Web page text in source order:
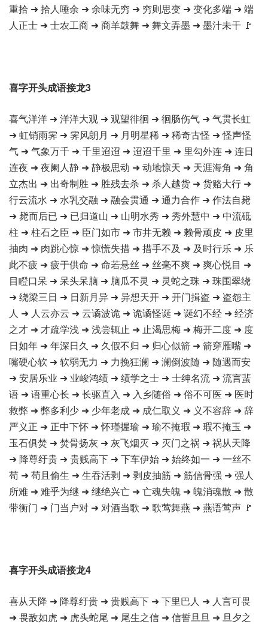
重拾 ➜ 拾人唾余 ➜ 余味无穷 ➜ 穷则思变 ➜ 变化多端 ➜ 端
人正士 ➜ 士农工商 ➜ 商羊鼓舞 ➜ 舞文弄墨 ➜ 墨汁未干 🚩
喜字开头成语接龙3
喜气洋洋 ➜ 洋洋大观 ➜ 观望徘徊 ➜ 徊肠伤气 ➜ 气贯长虹
➜ 虹销雨霁 ➜ 霁风朗月 ➜ 月明星稀 ➜ 稀奇古怪 ➜ 怪声怪
气 ➜ 气象万千 ➜ 千里迢迢 ➜ 迢迢千里 ➜ 里勾外连 ➜ 连日
连夜 ➜ 夜阑人静 ➜ 静极思动 ➜ 动地惊天 ➜ 天涯海角 ➜ 角
立杰出 ➜ 出奇制胜 ➜ 胜残去杀 ➜ 杀人越货 ➜ 货赂大行 ➜
行云流水 ➜ 水乳交融 ➜ 融会贯通 ➜ 通力合作 ➜ 作法自毙
➜ 毙而后已 ➜ 已归道山 ➜ 山明水秀 ➜ 秀外慧中 ➜ 中流砥
柱 ➜ 柱石之臣 ➜ 臣门如市 ➜ 市井无赖 ➜ 赖骨顽皮 ➜ 皮里
抽肉 ➜ 肉跳心惊 ➜ 惊慌失措 ➜ 措手不及 ➜ 及时行乐 ➜ 乐
此不疲 ➜ 疲于供命 ➜ 命若悬丝 ➜ 丝毫不爽 ➜ 爽心悦目 ➜
目瞪口呆 ➜ 呆头呆脑 ➜ 脑瓜不灵 ➜ 灵蛇之珠 ➜ 珠围翠绕
➜ 绕梁三日 ➜ 日新月异 ➜ 异想天开 ➜ 开门揖盗 ➜ 盗怨主
人 ➜ 人云亦云 ➜ 云谲波诡 ➜ 诡谲怪诞 ➜ 诞幻不经 ➜ 经济
之才 ➜ 才疏学浅 ➜ 浅尝辄止 ➜ 止渴思梅 ➜ 梅开二度 ➜ 度
日如年 ➜ 年深日久 ➜ 久假不归 ➜ 归心似箭 ➜ 箭穿雁嘴 ➜
嘴硬心软 ➜ 软弱无力 ➜ 力挽狂澜 ➜ 澜倒波随 ➜ 随遇而安
➜ 安居乐业 ➜ 业峻鸿绩 ➜ 绩学之士 ➜ 士绅名流 ➜ 流言蜚
语 ➜ 语重心长 ➜ 长驱直入 ➜ 入乡随俗 ➜ 俗不可医 ➜ 医时
救弊 ➜ 弊多利少 ➜ 少年老成 ➜ 成仁取义 ➜ 义不容辞 ➜ 辞
严义正 ➜ 正中下怀 ➜ 怀瑾握瑜 ➜ 瑜不掩瑕 ➜ 瑕不掩玉 ➜
玉石俱焚 ➜ 焚骨扬灰 ➜ 灰飞烟灭 ➜ 灭门之祸 ➜ 祸从天降
➜ 降尊纡贵 ➜ 贵贱高下 ➜ 下车伊始 ➜ 始终如一 ➜ 一丝不
苟 ➜ 苟且偷生 ➜ 生吞活剥 ➜ 剥皮抽筋 ➜ 筋信骨强 ➜ 强人
所难 ➜ 难乎为继 ➜ 继绝兴亡 ➜ 亡魂失魄 ➜ 魄消魂散 ➜ 散
带衡门 ➜ 门当户对 ➜ 对酒当歌 ➜ 歌莺舞燕 ➜ 燕语莺声 🚩
喜字开头成语接龙4
喜从天降 ➜ 降尊纡贵 ➜ 贵贱高下 ➜ 下里巴人 ➜ 人言可畏
➜ 畏敌如虎 ➜ 虎头蛇尾 ➜ 尾生之信 ➜ 信誓旦旦 ➜ 旦夕之